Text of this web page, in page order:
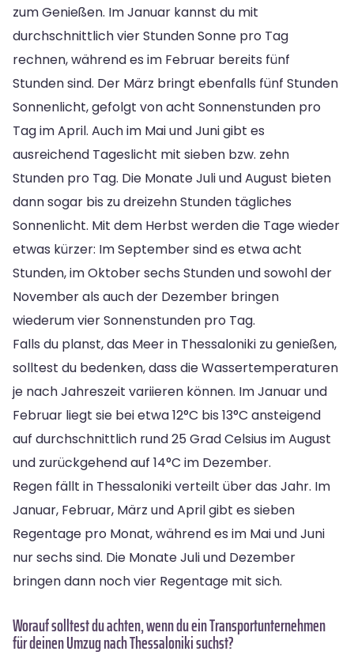
zum Genießen. Im Januar kannst du mit
durchschnittlich vier Stunden Sonne pro Tag
rechnen, während es im Februar bereits fünf
Stunden sind. Der März bringt ebenfalls fünf Stunden
Sonnenlicht, gefolgt von acht Sonnenstunden pro
Tag im April. Auch im Mai und Juni gibt es
ausreichend Tageslicht mit sieben bzw. zehn
Stunden pro Tag. Die Monate Juli und August bieten
dann sogar bis zu dreizehn Stunden tägliches
Sonnenlicht. Mit dem Herbst werden die Tage wieder
etwas kürzer: Im September sind es etwa acht
Stunden, im Oktober sechs Stunden und sowohl der
November als auch der Dezember bringen
wiederum vier Sonnenstunden pro Tag.
Falls du planst, das Meer in Thessaloniki zu genießen,
solltest du bedenken, dass die Wassertemperaturen
je nach Jahreszeit variieren können. Im Januar und
Februar liegt sie bei etwa 12°C bis 13°C ansteigend
auf durchschnittlich rund 25 Grad Celsius im August
und zurückgehend auf 14°C im Dezember.
Regen fällt in Thessaloniki verteilt über das Jahr. Im
Januar, Februar, März und April gibt es sieben
Regentage pro Monat, während es im Mai und Juni
nur sechs sind. Die Monate Juli und Dezember
bringen dann noch vier Regentage mit sich.
Worauf solltest du achten, wenn du ein Transportunternehmen
für deinen Umzug nach Thessaloniki suchst?